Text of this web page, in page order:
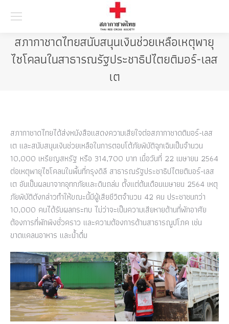
สภากาชาดไทยสนับสนุนเงินช่วยเหลือเหตุพายุ
ไซโคลนในสาธารณรัฐประชาธิปไตยติมอร์-เลส
เต
สภากาชาดไทยได้ส่งหนังสือแสดงความเสียใจต่อสภากาชาดติมอร์-เลส
เต และสนับสนุนเงินช่วยเหลือในการตอบโต้ภัยพิบัติฉุกเฉินเป็นจำนวน
10,000 เหรียญสหรัฐ หรือ 314,700 บาท เมื่อวันที่ 22 เมษายน 2564
ต่อเหตุพายุไซโคลนในพื้นที่กรุงดิลี สาธารณรัฐประชาธิปไตยติมอร์-เลส
เต อันเป็นผลมาจากอุทกภัยและดินถล่ม ตั้งแต่ต้นเดือนเมษายน 2564 เหตุ
ภัยพิบัติดังกล่าวทำให้ขณะนี้มีผู้เสียชีวิตจำนวน 42 คน ประชาชนกว่า
10,000 คนได้รับผลกระทบ ไม่ว่าจะเป็นความเสียหายด้านที่พักอาศัย
ต้องการที่พักพิงชั่วคราว และความต้องการด้านสาธารณูปโภค เช่น
ขาดแคลนอาหาร และน้ำดื่ม